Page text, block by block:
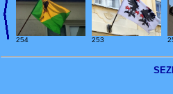
254 253